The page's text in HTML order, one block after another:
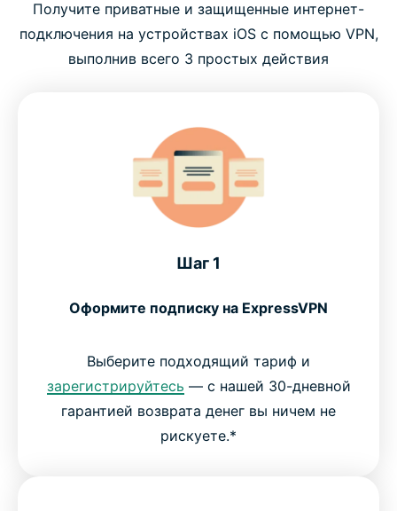
Получите приватные и защищенные интернет-
подключения на устройствах iOS с помощью VPN,
выполнив всего 3 простых действия
Шаг 1
Оформите подписку на ExpressVPN
Выберите подходящий тариф и
зарегистрируйтесь — с нашей 30-дневной
гарантией возврата денег вы ничем не
рискуете.*